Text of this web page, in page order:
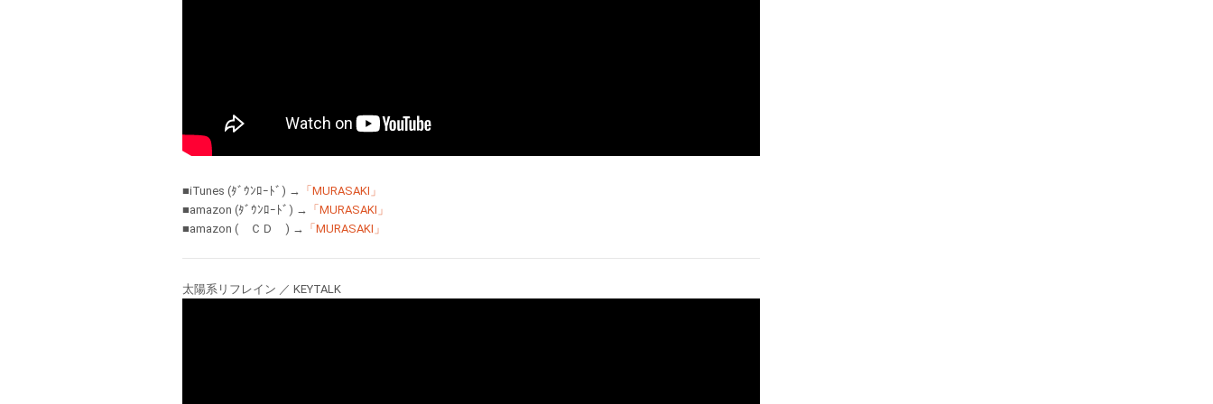
■iTunes (ﾀﾞｳﾝﾛｰﾄﾞ) → 「MURASAKI」
■amazon (ﾀﾞｳﾝﾛｰﾄﾞ) → 「MURASAKI」
■amazon ( ＣＤ ) → 「MURASAKI」
太陽系リフレイン ／ KEYTALK